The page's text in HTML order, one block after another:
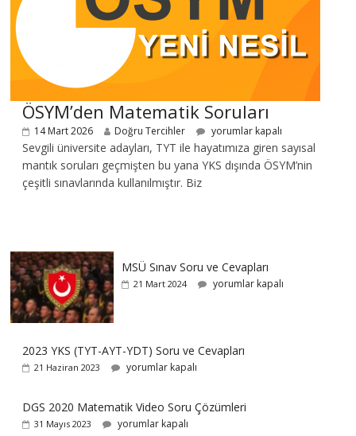
ÖSYM’den Matematik Soruları
14 Mart 2026 Doğru Tercihler yorumlar kapalı
Sevgili üniversite adayları, TYT ile hayatımıza giren sayısal
mantık soruları geçmişten bu yana YKS dışında ÖSYM’nin
çeşitli sınavlarında kullanılmıştır. Biz
MSÜ Sınav Soru ve Cevapları
21 Mart 2024 yorumlar kapalı
2023 YKS (TYT-AYT-YDT) Soru ve Cevapları
21 Haziran 2023 yorumlar kapalı
DGS 2020 Matematik Video Soru Çözümleri
31 Mayıs 2023 yorumlar kapalı